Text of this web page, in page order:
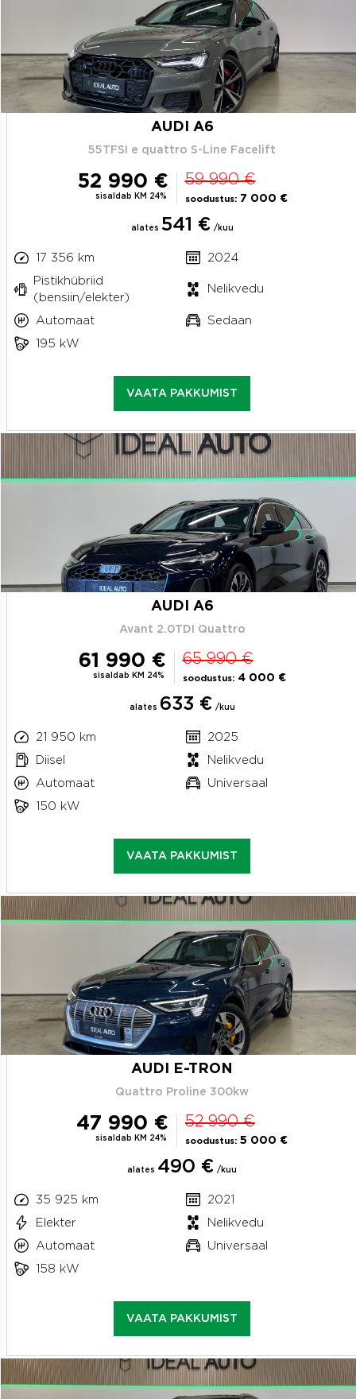
AUDI A6
55TFSI e quattro S-Line Facelift
52 990 €
sisaldab KM 24%
59 990 €
soodustus: 7 000 €
alates 541 € /kuu
17 356 km
2024
Pistikhübriid
(bensiin/elekter)
Nelikvedu
Automaat
Sedaan
195 kW
VAATA PAKKUMIST
AUDI A6
Avant 2.0TDI Quattro
61 990 €
sisaldab KM 24%
65 990 €
soodustus: 4 000 €
alates 633 € /kuu
21 950 km
2025
Diisel
Nelikvedu
Automaat
Universaal
150 kW
VAATA PAKKUMIST
AUDI E-TRON
Quattro Proline 300kw
47 990 €
sisaldab KM 24%
52 990 €
soodustus: 5 000 €
alates 490 € /kuu
35 925 km
2021
Elekter
Nelikvedu
Automaat
Universaal
158 kW
VAATA PAKKUMIST